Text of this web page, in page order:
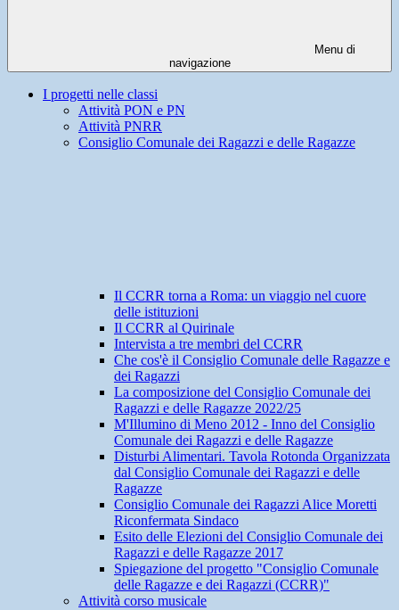
Menu di
navigazione
I progetti nelle classi
Attività PON e PN
Attività PNRR
Consiglio Comunale dei Ragazzi e delle Ragazze
Il CCRR torna a Roma: un viaggio nel cuore
delle istituzioni
Il CCRR al Quirinale
Intervista a tre membri del CCRR
Che cos'è il Consiglio Comunale delle Ragazze e
dei Ragazzi
La composizione del Consiglio Comunale dei
Ragazzi e delle Ragazze 2022/25
M'Illumino di Meno 2012 - Inno del Consiglio
Comunale dei Ragazzi e delle Ragazze
Disturbi Alimentari. Tavola Rotonda Organizzata
dal Consiglio Comunale dei Ragazzi e delle
Ragazze
Consiglio Comunale dei Ragazzi Alice Moretti
Riconfermata Sindaco
Esito delle Elezioni del Consiglio Comunale dei
Ragazzi e delle Ragazze 2017
Spiegazione del progetto "Consiglio Comunale
delle Ragazze e dei Ragazzi (CCRR)"
Attività corso musicale